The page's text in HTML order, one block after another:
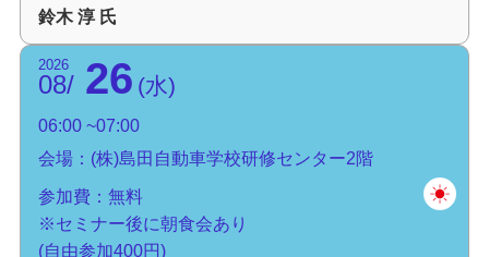
鈴木 淳 氏
2026
08 26 水
06:00
07:00
会場：(株)島田自動車学校研修センター2階
参加費：無料
※セミナー後に朝食会あり
(自由参加400円)